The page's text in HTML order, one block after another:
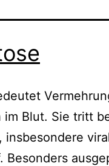
im Blut. Sie tritt
insbesondere
Besonders